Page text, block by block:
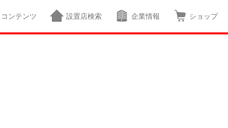
コンテンツ 設置店検索 企業情報 ショップ